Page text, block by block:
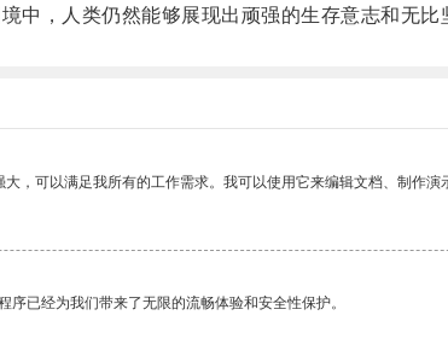
，人类仍然能够展现出顽强的生存意志和无比
，可以满足我所有的工作需求。我可以使用它来编辑文档、制作演
序已经为我们带来了无限的流畅体验和安全性保护。